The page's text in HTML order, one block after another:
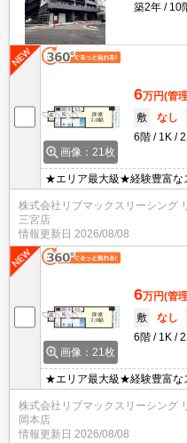
築2年
10
画像：21枚
6万円(管
敷
なし
6階
1K
★エリア最大級★経験豊富な
望がありましたらお申し付
能！オンライン内覧・オンラ
問題ありません♪弊社ではネ
可能になりますので気にな
飼育可能★
株式会社リブマックスリーシング
三宮店
情報更新日 2026/08/08
画像：21枚
6万円(管
敷
なし
6階
1K
★エリア最大級★経験豊富な
望がありましたらお申し付
能！オンライン内覧・オンラ
問題ありません♪弊社ではネ
可能になりますので気にな
株式会社リブマックスリーシング
岡本店
情報更新日 2026/08/08